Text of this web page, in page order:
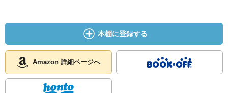
本棚に登録する
Amazon 詳細ページへ